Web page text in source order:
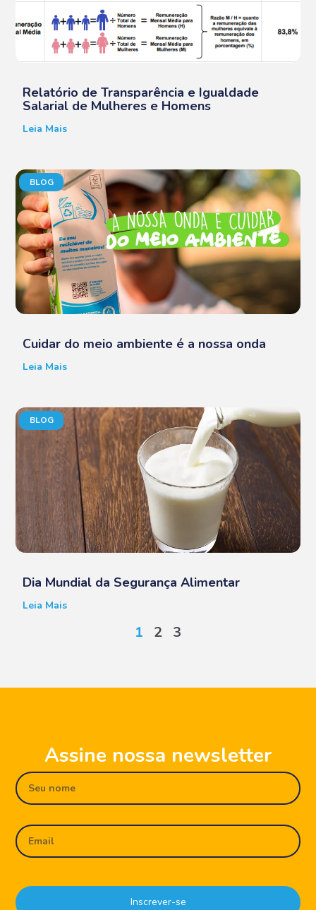
Relatório de Transparência e Igualdade
Salarial de Mulheres e Homens
Leia Mais
BLOG
Cuidar do meio ambiente é a nossa onda
Leia Mais
BLOG
Dia Mundial da Segurança Alimentar
Leia Mais
1 2 3
Assine nossa newsletter
Inscrever-se